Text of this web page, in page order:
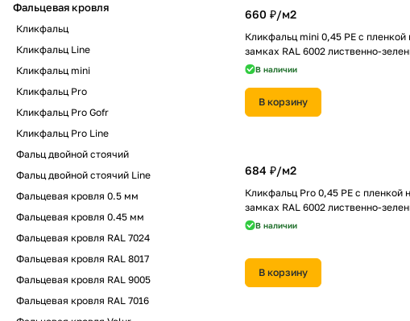
660 ₽/м2
Кликфальц mini 0,45 PE с пленкой
замках RAL 6002 лиственно-
В наличии
В корзину
684 ₽/м2
Кликфальц Pro 0,45 PE с пленкой
замках RAL 6002 лиственно-
В наличии
В корзину
Фальцевая кровля
Кликфальц
Кликфальц Line
Кликфальц mini
Кликфальц Pro
Кликфальц Pro Gofr
Кликфальц Pro Line
Фальц двойной стоячий
Фальц двойной стоячий Line
Фальцевая кровля 0.5 мм
Фальцевая кровля 0.45 мм
Фальцевая кровля RAL 7024
Фальцевая кровля RAL 8017
Фальцевая кровля RAL 9005
Фальцевая кровля RAL 7016